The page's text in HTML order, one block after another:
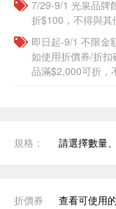
7/29-9/1 光泉品牌
折$100，不得與
即日起-9/1 不限金
如使用折價券/折
品滿$2,000可折，
規格： 請選擇數量
折價券 查看可使用